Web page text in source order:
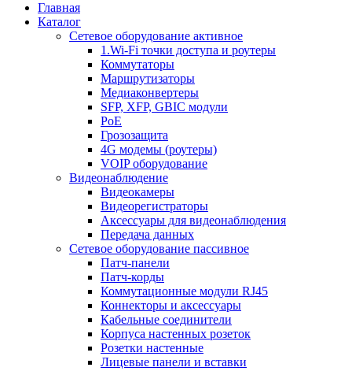
Главная
Каталог
Сетевое оборудование активное
1.Wi-Fi точки доступа и роутеры
Коммутаторы
Маршрутизаторы
Медиаконвертеры
SFP, XFP, GBIC модули
PoE
Грозозащита
4G модемы (роутеры)
VOIP оборудование
Видеонаблюдение
Видеокамеры
Видеорегистраторы
Аксессуары для видеонаблюдения
Передача данных
Сетевое оборудование пассивное
Патч-панели
Патч-корды
Коммутационные модули RJ45
Коннекторы и аксессуары
Кабельные соединители
Корпуса настенных розеток
Розетки настенные
Лицевые панели и вставки